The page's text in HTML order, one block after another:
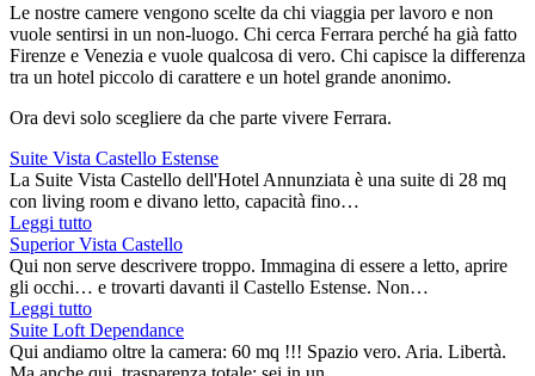
Le nostre camere vengono scelte da chi viaggia per lavoro e non
vuole sentirsi in un non-luogo. Chi cerca Ferrara perché ha già fatto
Firenze e Venezia e vuole qualcosa di vero. Chi capisce la differenza
tra un hotel piccolo di carattere e un hotel grande anonimo.
Ora devi solo scegliere da che parte vivere Ferrara.
Suite Vista Castello Estense
La Suite Vista Castello dell'Hotel Annunziata è una suite di 28 mq
con living room e divano letto, capacità fino…
Leggi tutto
Superior Vista Castello
Qui non serve descrivere troppo. Immagina di essere a letto, aprire
gli occhi… e trovarti davanti il Castello Estense. Non…
Leggi tutto
Suite Loft Dependance
Qui andiamo oltre la camera: 60 mq !!! Spazio vero. Aria. Libertà.